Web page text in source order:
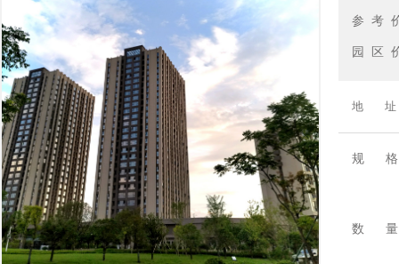
参 考
园 区
地 址
规 格
数